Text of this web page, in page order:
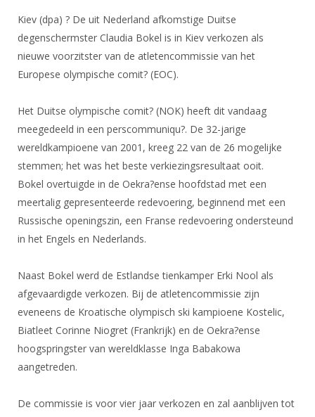
Maandelijks archief
Evenement
Website
Gebruiksvoorwaarden
Handleiding
Historie
Reglementen
Sponsors en Partners
Organisatie
Bestuur
Commissies
Ereleden
Leden van Verdiensten
Vacatures
Bondsbureau
Medewerkers
Samenwerking
Veteranen
Lichtzwaardschermen
Ranglijsten
Inschrijven
Reglementen
Materiaal
Schermpaspoort
Rolstoelschermen
Wedstrijdkalender
KNAS Keurmerk
NK's
JPT
Nieuws
NK's
Oranje
DBT
FBT
SBT
Talentontwikkeling
Atletencommissie
Internationale aanmeldingen
Voor de jeugd
Spreekbeurtpakket
Ouders en vereniging
Brassardsysteem
Voor coaches en leraren
Nieuws
Nationale opleidingen
Internationale opleidingen
Leraar
Voor scheidsrechters
Nieuws
Scheidsrechter Documentatie
Forums
Forums
Schermforum
Nieuws
Zoek Vereniging
NK organiseren
Kiev (dpa) ? De uit Nederland afkomstige Duitse
degenschermster Claudia Bokel is in Kiev verkozen als
nieuwe voorzitster van de atletencommissie van het
Europese olympische comit? (EOC).
Het Duitse olympische comit? (NOK) heeft dit vandaag
meegedeeld in een perscommuniqu?. De 32-jarige
wereldkampioene van 2001, kreeg 22 van de 26 mogelijke
stemmen; het was het beste verkiezingsresultaat ooit.
Bokel overtuigde in de Oekra?ense hoofdstad met een
meertalig gepresenteerde redevoering, beginnend met een
Russische openingszin, een Franse redevoering ondersteund
in het Engels en Nederlands.
Naast Bokel werd de Estlandse tienkamper Erki Nool als
afgevaardigde verkozen. Bij de atletencommissie zijn
eveneens de Kroatische olympisch ski kampioene Kostelic,
Biatleet Corinne Niogret (Frankrijk) en de Oekra?ense
hoogspringster van wereldklasse Inga Babakowa
aangetreden.
De commissie is voor vier jaar verkozen en zal aanblijven tot